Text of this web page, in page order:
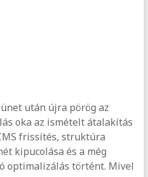
után újra pörög az
oka az ismételt átalakítás
frissítés, struktúra
kipucolása és a még
optimalizálás történt. Mivel